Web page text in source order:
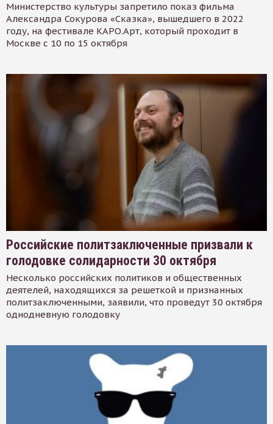
Министерство культуры запретило показ фильма
Александра Сокурова «Сказка», вышедшего в 2022
году, на фестивале КАРО.Арт, который проходит в
Москве с 10 по 15 октября
Российские политзаключенные призвали к
голодовке солидарности 30 октября
Несколько российских политиков и общественных
деятелей, находящихся за решеткой и признанных
политзаключенными, заявили, что проведут 30 октября
однодневную голодовку